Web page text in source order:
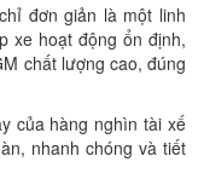
đơn giản là một linh
xe hoạt động ổn định,
chất lượng cao, đúng
của hàng nghìn tài xế
nhanh chóng và tiết